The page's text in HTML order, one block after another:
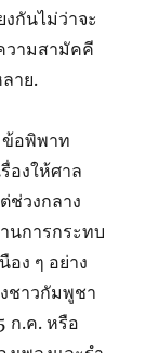
กันไม่ว่าจะ
วามสามัคคี
าย.
ข้อพิพาท
องให้ศาล
ช่วงกลาง
นการกระทบ
ง ๆ อย่าง
ชาวกัมพูชา
ก.ค. หรือ